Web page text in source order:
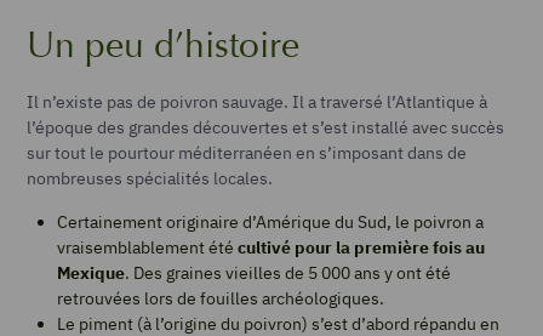
Un peu d’histoire
Il n’existe pas de poivron sauvage. Il a traversé l’Atlantique à
l’époque des grandes découvertes et s’est installé avec succès
sur tout le pourtour méditerranéen en s’imposant dans de
nombreuses spécialités locales.
Certainement originaire d’Amérique du Sud, le poivron a
vraisemblablement été cultivé pour la première fois au
Mexique. Des graines vieilles de 5 000 ans y ont été
retrouvées lors de fouilles archéologiques.
Le piment (à l’origine du poivron) s’est d’abord répandu en